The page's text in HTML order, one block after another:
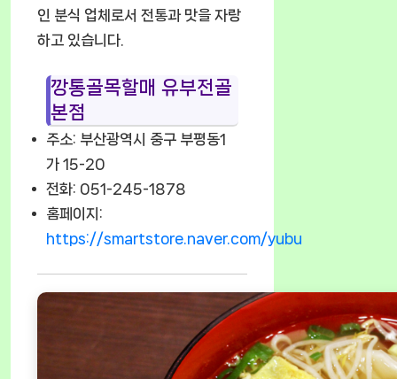
인 분식 업체로서 전통과 맛을 자랑
하고 있습니다.
깡통골목할매 유부전골
본점
주소: 부산광역시 중구 부평동1
가 15-20
전화: 051-245-1878
홈페이지:
https://smartstore.naver.com/yubu